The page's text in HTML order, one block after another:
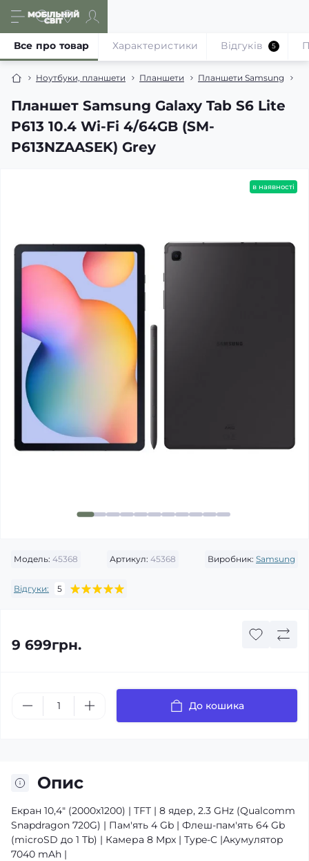
Ноутбуки, планшети Планшети Планшети Samsung
Планшет Samsung Galaxy Tab S6 Lite
P613 10.4 Wi-Fi 4/64GB (SM-
P613NZAASEK) Grey
Все про товар Характеристики Відгуків 5
в наявності
Модель: 45368 Артикул: 45368 Виробник: Samsung
Відгуки: 5
9 699грн.
До кошика
Опис
Екран 10,4" (2000x1200) | TFT | 8 ядер, 2.3 GHz (Qualcomm
Snapdragon 720G) | Пам'ять 4 Gb | Флеш-пам'ять 64 Gb
(microSD до 1 Tb) | Камера 8 Mpx | Type-C |Акумулятор
7040 mAh |